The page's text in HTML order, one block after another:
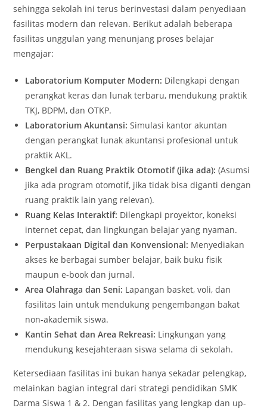
sehingga sekolah ini terus berinvestasi dalam penyediaan
fasilitas modern dan relevan. Berikut adalah beberapa
fasilitas unggulan yang menunjang proses belajar
mengajar:
Laboratorium Komputer Modern: Dilengkapi dengan
perangkat keras dan lunak terbaru, mendukung praktik
TKJ, BDPM, dan OTKP.
Laboratorium Akuntansi: Simulasi kantor akuntan
dengan perangkat lunak akuntansi profesional untuk
praktik AKL.
Bengkel dan Ruang Praktik Otomotif (jika ada): (Asumsi
jika ada program otomotif, jika tidak bisa diganti dengan
ruang praktik lain yang relevan).
Ruang Kelas Interaktif: Dilengkapi proyektor, koneksi
internet cepat, dan lingkungan belajar yang nyaman.
Perpustakaan Digital dan Konvensional: Menyediakan
akses ke berbagai sumber belajar, baik buku fisik
maupun e-book dan jurnal.
Area Olahraga dan Seni: Lapangan basket, voli, dan
fasilitas lain untuk mendukung pengembangan bakat
non-akademik siswa.
Kantin Sehat dan Area Rekreasi: Lingkungan yang
mendukung kesejahteraan siswa selama di sekolah.
Ketersediaan fasilitas ini bukan hanya sekadar pelengkap,
melainkan bagian integral dari strategi pendidikan SMK
Darma Siswa 1 & 2. Dengan fasilitas yang lengkap dan up-